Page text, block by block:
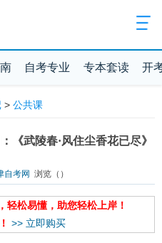
自考专业 专本套读 开
> 公共课
《武陵春·风住尘香花已尽》
自考网 浏览（ ）
轻松易懂，助您轻松上岸！
>> 立即购买